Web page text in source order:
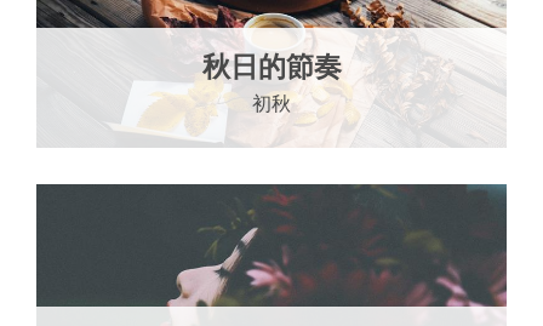
秋日的節奏
初秋